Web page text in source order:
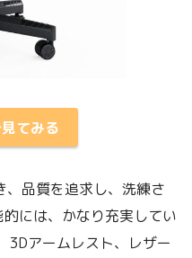
てみる
、品質を追求し、洗練さ
には、かなり充実してい
3Dアームレスト、レザー